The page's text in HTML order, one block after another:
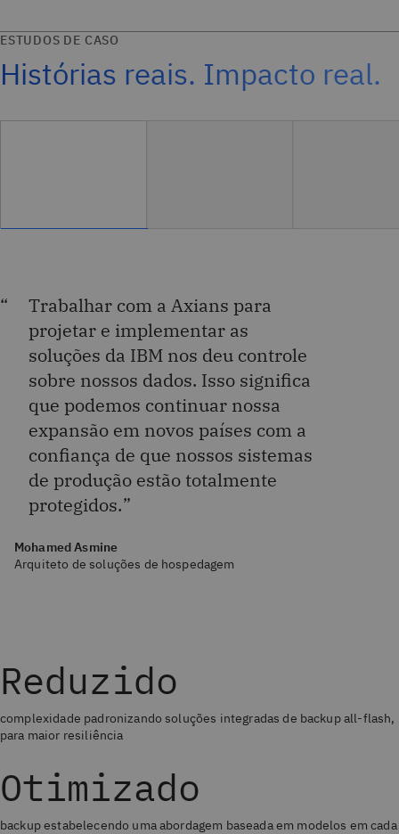
ESTUDOS DE CASO
Histórias reais. Impacto real.
Trabalhar com a Axians para
projetar e implementar as
soluções da IBM nos deu controle
sobre nossos dados. Isso significa
que podemos continuar nossa
expansão em novos países com a
confiança de que nossos sistemas
de produção estão totalmente
protegidos.
Mohamed Asmine
Arquiteto de soluções de hospedagem
Reduzido
complexidade padronizando soluções integradas de backup all-flash,
para maior resiliência
Otimizado
backup estabelecendo uma abordagem baseada em modelos em cada